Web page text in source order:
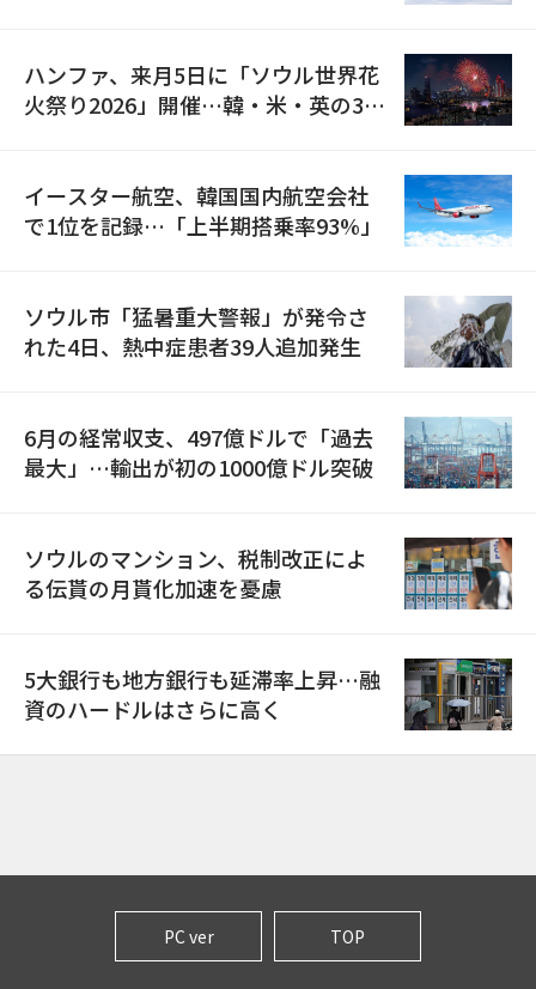
ハンファ、来月5日に「ソウル世界花
火祭り2026」開催…韓・米・英の3カ
イースター航空、韓国国内航空会社
で1位を記録…「上半期搭乗率93%」
ソウル市「猛暑重大警報」が発令さ
れた4日、熱中症患者39人追加発生
6月の経常収支、497億ドルで「過去
最大」…輸出が初の1000億ドル突破
ソウルのマンション、税制改正によ
る伝貰の月貰化加速を憂慮
5大銀行も地方銀行も延滞率上昇…融
資のハードルはさらに高く
PC ver TOP